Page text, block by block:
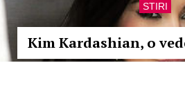
STIRI
Kim Kardashian, o